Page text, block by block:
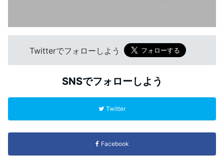
Twitterでフォローしよう
SNSでフォローしよう
Twitter
Facebook